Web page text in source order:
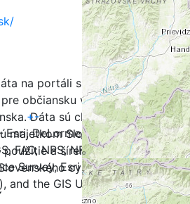
+-
DeLorme, NAVTEQ, TomTom,
FAO, NPS, NRCAN, GeoBase,
Survey, Esri Japan, METI, Esri
and the GIS User Community
na portáli sú určené na
občiansku verejnosť, turistov
Dáta sú chránené v zmysle
majetkom Slovenského
a šírenie je možné iba s
cykloklubu.